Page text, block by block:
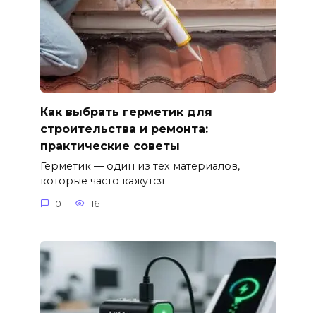
Как выбрать герметик для
строительства и ремонта:
практические советы
Герметик — один из тех материалов,
которые часто кажутся
0 16